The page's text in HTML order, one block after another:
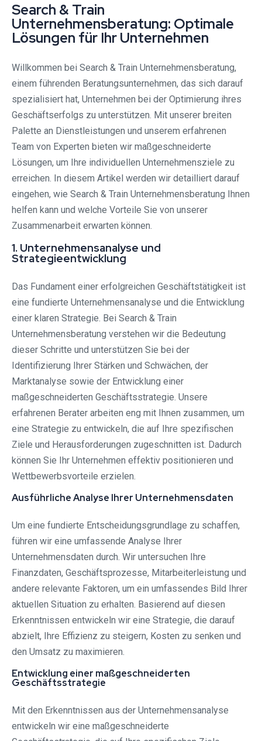
Search & Train
Unternehmensberatung: Optimale
Lösungen für Ihr Unternehmen
Willkommen bei Search & Train Unternehmensberatung,
einem führenden Beratungsunternehmen, das sich darauf
spezialisiert hat, Unternehmen bei der Optimierung ihres
Geschäftserfolgs zu unterstützen. Mit unserer breiten
Palette an Dienstleistungen und unserem erfahrenen
Team von Experten bieten wir maßgeschneiderte
Lösungen, um Ihre individuellen Unternehmensziele zu
erreichen. In diesem Artikel werden wir detailliert darauf
eingehen, wie Search & Train Unternehmensberatung Ihnen
helfen kann und welche Vorteile Sie von unserer
Zusammenarbeit erwarten können.
1. Unternehmensanalyse und
Strategieentwicklung
Das Fundament einer erfolgreichen Geschäftstätigkeit ist
eine fundierte Unternehmensanalyse und die Entwicklung
einer klaren Strategie. Bei Search & Train
Unternehmensberatung verstehen wir die Bedeutung
dieser Schritte und unterstützen Sie bei der
Identifizierung Ihrer Stärken und Schwächen, der
Marktanalyse sowie der Entwicklung einer
maßgeschneiderten Geschäftsstrategie. Unsere
erfahrenen Berater arbeiten eng mit Ihnen zusammen, um
eine Strategie zu entwickeln, die auf Ihre spezifischen
Ziele und Herausforderungen zugeschnitten ist. Dadurch
können Sie Ihr Unternehmen effektiv positionieren und
Wettbewerbsvorteile erzielen.
Ausführliche Analyse Ihrer Unternehmensdaten
Um eine fundierte Entscheidungsgrundlage zu schaffen,
führen wir eine umfassende Analyse Ihrer
Unternehmensdaten durch. Wir untersuchen Ihre
Finanzdaten, Geschäftsprozesse, Mitarbeiterleistung und
andere relevante Faktoren, um ein umfassendes Bild Ihrer
aktuellen Situation zu erhalten. Basierend auf diesen
Erkenntnissen entwickeln wir eine Strategie, die darauf
abzielt, Ihre Effizienz zu steigern, Kosten zu senken und
den Umsatz zu maximieren.
Entwicklung einer maßgeschneiderten
Geschäftsstrategie
Mit den Erkenntnissen aus der Unternehmensanalyse
entwickeln wir eine maßgeschneiderte